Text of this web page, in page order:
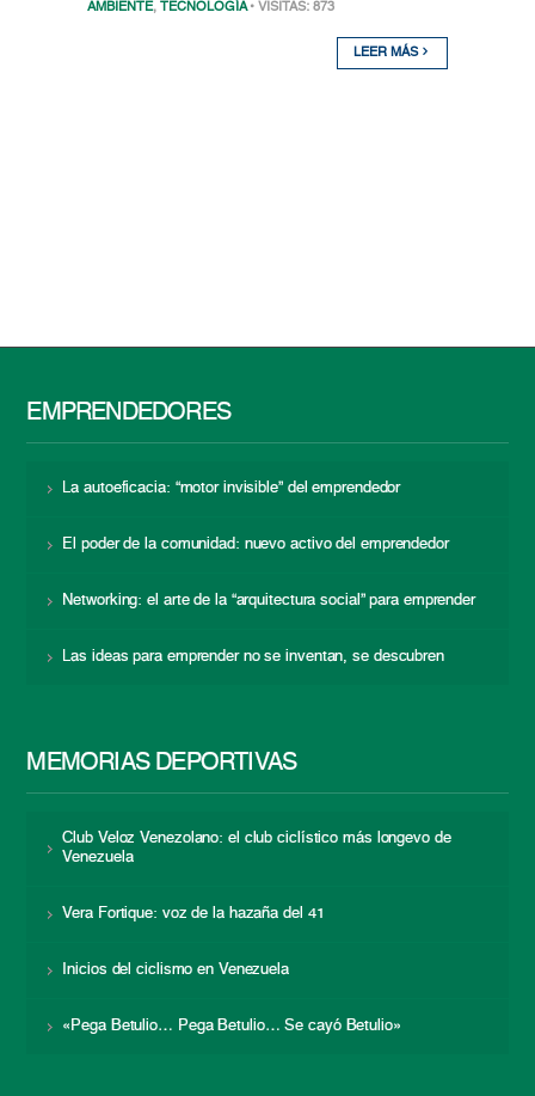
AMBIENTE, TECNOLOGÍA • VISITAS: 873
LEER MÁS
EMPRENDEDORES
La autoeficacia: “motor invisible” del emprendedor
El poder de la comunidad: nuevo activo del emprendedor
Networking: el arte de la “arquitectura social” para emprender
Las ideas para emprender no se inventan, se descubren
MEMORIAS DEPORTIVAS
Club Veloz Venezolano: el club ciclístico más longevo de
Venezuela
Vera Fortique: voz de la hazaña del 41
Inicios del ciclismo en Venezuela
«Pega Betulio… Pega Betulio… Se cayó Betulio»